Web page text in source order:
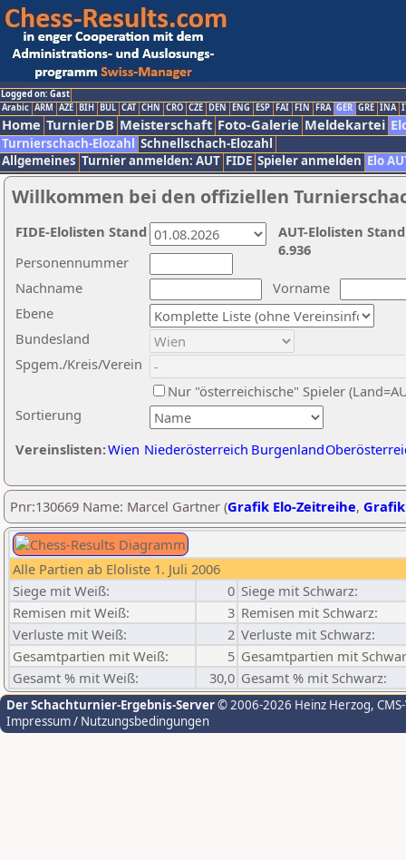
Logged on: Gast
Arabic ARM AZE BIH BUL CAT CHN CRO CZE DEN ENG ESP FAI FIN FRA GER GRE INA
Home TurnierDB Meisterschaft Foto-Galerie Meldekartei
Turnierschach-Elozahl Schnellschach-Elozahl
Allgemeines Turnier anmelden: AUT FIDE Spieler anmelden Elo
Willkommen bei den offiziellen
Nachname
Vorname
Ebene
Sortierung
Personennummer
Bundesland
Spgem./Kreis/Verein
Nur "österreichische" Spieler
Vereinslisten:Wien Niederösterreich Burgenland
AUT-Elolisten
6.936
FIDE-Elolisten Stand
Pnr:130669 Name: Marcel Gartner (Grafik Elo-Zeitreihe,
Alle Partien ab Eloliste 1. Juli 2006
Siege mit Weiß:
0 Siege mit Schwarz:
Remisen mit Weiß:
3 Remisen mit Schwarz:
Verluste mit Weiß:
2 Verluste mit Schwarz:
Gesamtpartien mit Weiß:
5 Gesamtpartien mit
Gesamt % mit Weiß:
30,0 Gesamt % mit Schwarz:
Der Schachturnier-Ergebnis-Server© 2006-2026 Heinz Herzog,
Impressum / Nutzungsbedingungen